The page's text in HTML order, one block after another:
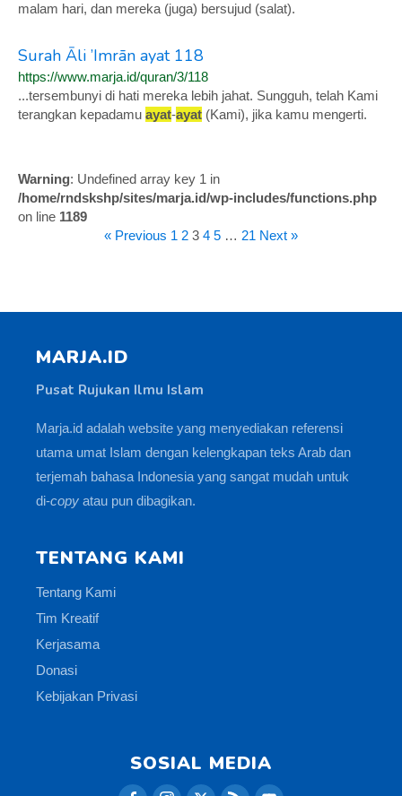
malam hari, dan mereka (juga) bersujud (salat).
Surah Āli ’Imrān ayat 118
https://www.marja.id/quran/3/118
...tersembunyi di hati mereka lebih jahat. Sungguh, telah Kami
terangkan kepadamu ayat-ayat (Kami), jika kamu mengerti.
Warning: Undefined array key 1 in
/home/rndskshp/sites/marja.id/wp-includes/functions.php
on line 1189
« Previous 1 2 3 4 5 … 21 Next »
MARJA.ID
Pusat Rujukan Ilmu Islam
Marja.id adalah website yang menyediakan referensi
utama umat Islam dengan kelengkapan teks Arab dan
terjemah bahasa Indonesia yang sangat mudah untuk
di-copy atau pun dibagikan.
TENTANG KAMI
Tentang Kami
Tim Kreatif
Kerjasama
Donasi
Kebijakan Privasi
SOSIAL MEDIA